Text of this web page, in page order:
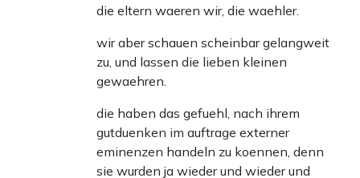
die eltern waeren wir, die waehler.
wir aber schauen scheinbar gelangweit
zu, und lassen die lieben kleinen
gewaehren.
die haben das gefuehl, nach ihrem
gutduenken im auftrage externer
eminenzen handeln zu koennen, denn
sie wurden ja wieder und wieder und